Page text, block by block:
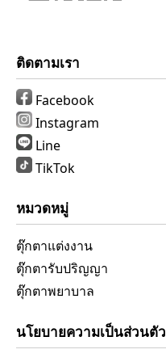
ติดตามเรา
Facebook
Instagram
Line
TikTok
หมวดหมู่
ตุ๊กตาแต่งงาน
ตุ๊กตารับปริญญา
ตุ๊กตาพยาบาล
นโยบายความเป็นส่วนตัว